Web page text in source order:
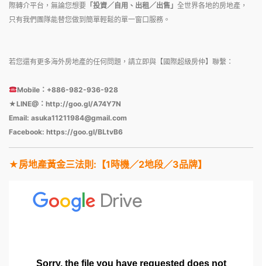
際轉介平台，無論您想要 「投資／自用、出租／出售」 全世界各地的房地產，
只有我們團隊能替您做到簡單輕鬆的單一窗口服務。
若您還有更多海外房地產的任何問題，請立即與【國際超級房仲】聯繫：
Mobile：+886-982-936-928
★LINE@： http://goo.gl/A74Y7N
Email: asuka11211984@gmail.com
Facebook: https://goo.gl/BLtvB6
★房地產黃金三法則:【1時機／2地段／3品牌】